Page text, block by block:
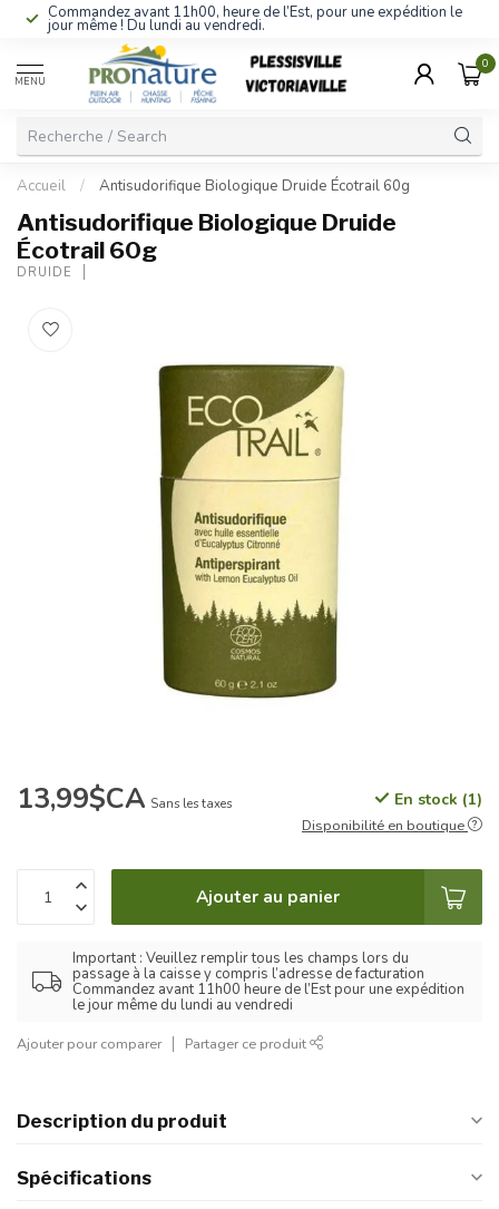
Commandez avant 11h00, heure de l’Est, pour une expédition le
jour même ! Du lundi au vendredi.
MENU
0
Accueil / Antisudorifique Biologique Druide Écotrail 60g
Antisudorifique Biologique Druide
Écotrail 60g
DRUIDE
13,99$CA Sans les taxes En stock (1)
Disponibilité en boutique
Ajouter au panier
Important : Veuillez remplir tous les champs lors du
passage à la caisse y compris l’adresse de facturation
Commandez avant 11h00 heure de l’Est pour une expédition
le jour même du lundi au vendredi
Ajouter pour comparer Partager ce produit
Description du produit
Spécifications